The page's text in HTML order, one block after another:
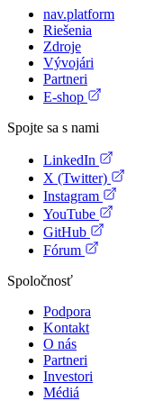
nav.platform
Riešenia
Zdroje
Vývojári
Partneri
E-shop
Spojte sa s nami
LinkedIn
X (Twitter)
Instagram
YouTube
GitHub
Fórum
Spoločnosť
Podpora
Kontakt
O nás
Partneri
Investori
Médiá